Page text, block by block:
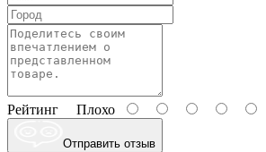
Рейтинг Плохо
Отправить отзыв